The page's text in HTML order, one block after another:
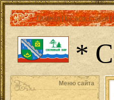
Главная|Каталог статей|
*
Меню сайта